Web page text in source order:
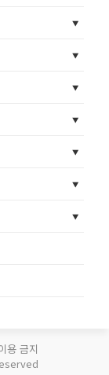
용 금지